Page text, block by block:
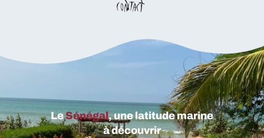
LeSénégal, une latitude marine
à découvrir